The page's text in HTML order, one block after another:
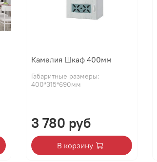
Камелия Шкаф 400мм
Габаритные размеры:
400*315*690мм
3 780 руб
В корзину